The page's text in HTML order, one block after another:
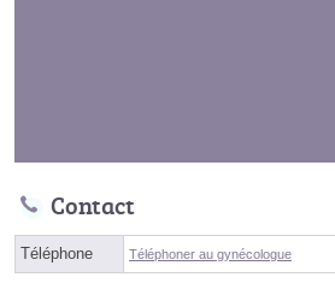
Contact
Téléphone Téléphoner au gynécologue